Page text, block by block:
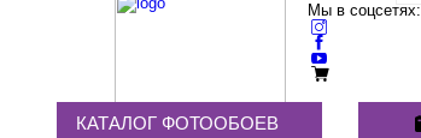
Мы в соцсетях:
КАТАЛОГ ФОТООБОЕВ